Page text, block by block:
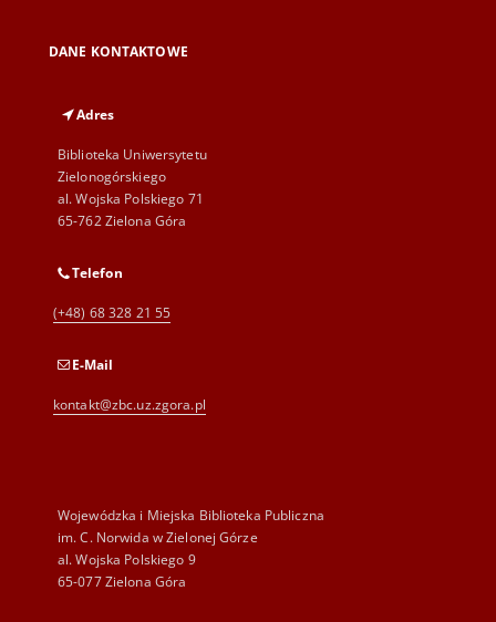
DANE KONTAKTOWE
Adres
Biblioteka Uniwersytetu
Zielonogórskiego
al. Wojska Polskiego 71
65-762 Zielona Góra
Telefon
(+48) 68 328 21 55
E-Mail
kontakt@zbc.uz.zgora.pl
Wojewódzka i Miejska Biblioteka Publiczna
im. C. Norwida w Zielonej Górze
al. Wojska Polskiego 9
65-077 Zielona Góra